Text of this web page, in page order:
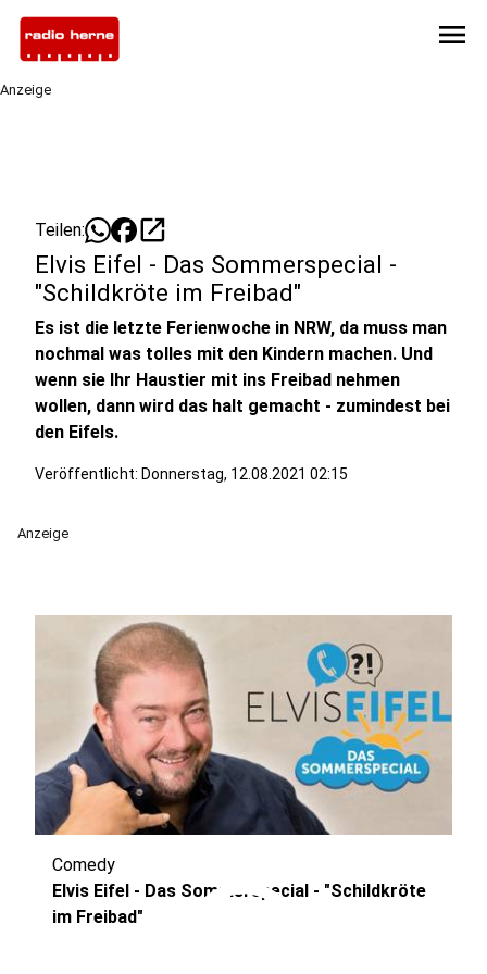
menu
Anzeige
Teilen: open_in_new
Elvis Eifel - Das Sommerspecial -
"Schildkröte im Freibad"
Es ist die letzte Ferienwoche in NRW, da muss man
nochmal was tolles mit den Kindern machen. Und
wenn sie Ihr Haustier mit ins Freibad nehmen
wollen, dann wird das halt gemacht - zumindest bei
den Eifels.
Veröffentlicht: Donnerstag, 12.08.2021 02:15
Anzeige
play_circle
Comedy
Elvis Eifel - Das Sommerspecial - "Schildkröte
im Freibad"